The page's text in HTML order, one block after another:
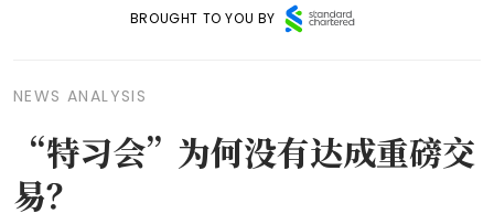
BROUGHT TO YOU BY
NEWS ANALYSIS
“特习会”为何没有达成重磅交
易？